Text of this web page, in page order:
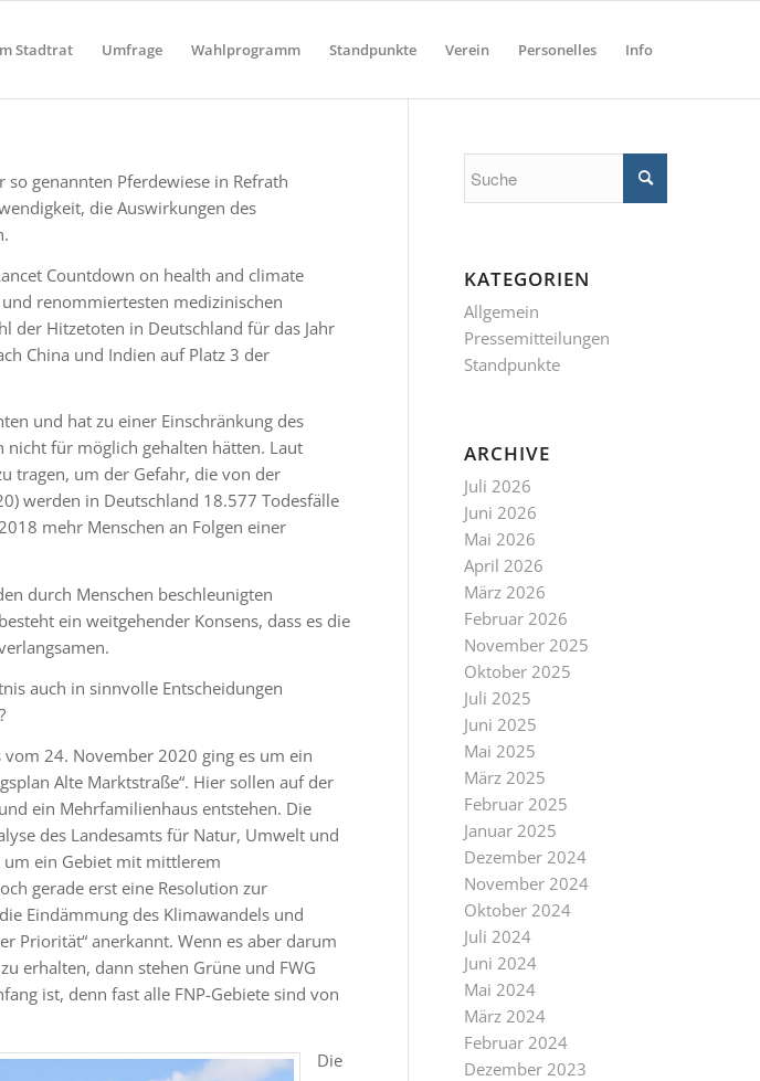
Stadtrat Umfrage Wahlprogramm Standpunkte Verein Personelles Info
so genannten Pferdewiese in Refrath
die Auswirkungen des
Countdown on health and climate
und renommiertesten medizinischen
der Hitzetoten in Deutschland für das Jahr
China und Indien auf Platz 3 der
und hat zu einer Einschränkung des
für möglich gehalten hätten. Laut
tragen, um der Gefahr, die von der
werden in Deutschland 18.577 Todesfälle
mehr Menschen an Folgen einer
durch Menschen beschleunigten
ein weitgehender Konsens, dass es die
auch in sinnvolle Entscheidungen
vom 24. November 2020 ging es um ein
Alte Marktstraße“. Hier sollen auf der
ein Mehrfamilienhaus entstehen. Die
des Landesamts für Natur, Umwelt und
um ein Gebiet mit mittlerem
gerade erst eine Resolution zur
Eindämmung des Klimawandels und
Priorität“ anerkannt. Wenn es aber darum
erhalten, dann stehen Grüne und FWG
ist, denn fast alle FNP-Gebiete sind von
Die
KATEGORIEN
Allgemein
Pressemitteilungen
Standpunkte
ARCHIVE
Juli 2026
Juni 2026
Mai 2026
April 2026
März 2026
Februar 2026
November 2025
Oktober 2025
Juli 2025
Juni 2025
Mai 2025
März 2025
Februar 2025
Januar 2025
Dezember 2024
November 2024
Oktober 2024
Juli 2024
Juni 2024
Mai 2024
März 2024
Februar 2024
Dezember 2023